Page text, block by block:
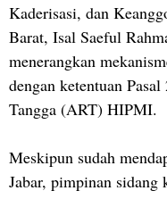
Kaderisasi, dan
Barat, Isal Saeful
menerangkan
dengan ketentuan
Tangga (ART) HIPMI.
Meskipun sudah
Jabar, pimpinan sidang